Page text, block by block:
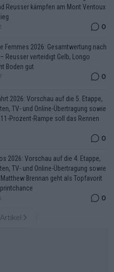
Reusser kämpfen am Mont Ventoux
0
Femmes 2026: Gesamtwertung nach
Reusser verteidigt Gelb, Longo
Boden gut
0
2026: Vorschau auf die 5. Etappe,
TV- und Online-Übertragung sowie
Prozent-Rampe soll das Rennen
0
2026: Vorschau auf die 4. Etappe,
TV- und Online-Übertragung sowie
Brennan geht als Topfavorit
0